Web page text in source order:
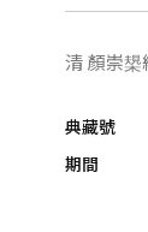
清 顏崇槼
典藏號
期間